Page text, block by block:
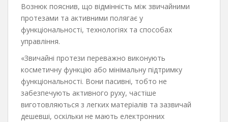
Вознюк пояснив, що відмінність між звичайними
протезами та активними полягає у
функціональності, технологіях та способах
управління.
«Звичайні протези переважно виконують
косметичну функцію або мінімальну підтримку
функціональності. Вони пасивні, тобто не
забезпечують активного руху, частіше
виготовляються з легких матеріалів та зазвичай
дешевші, оскільки не мають електронних